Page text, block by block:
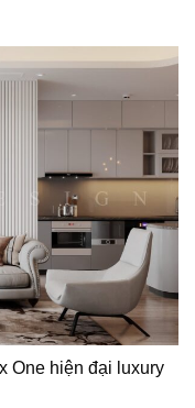
One hiện đại luxury